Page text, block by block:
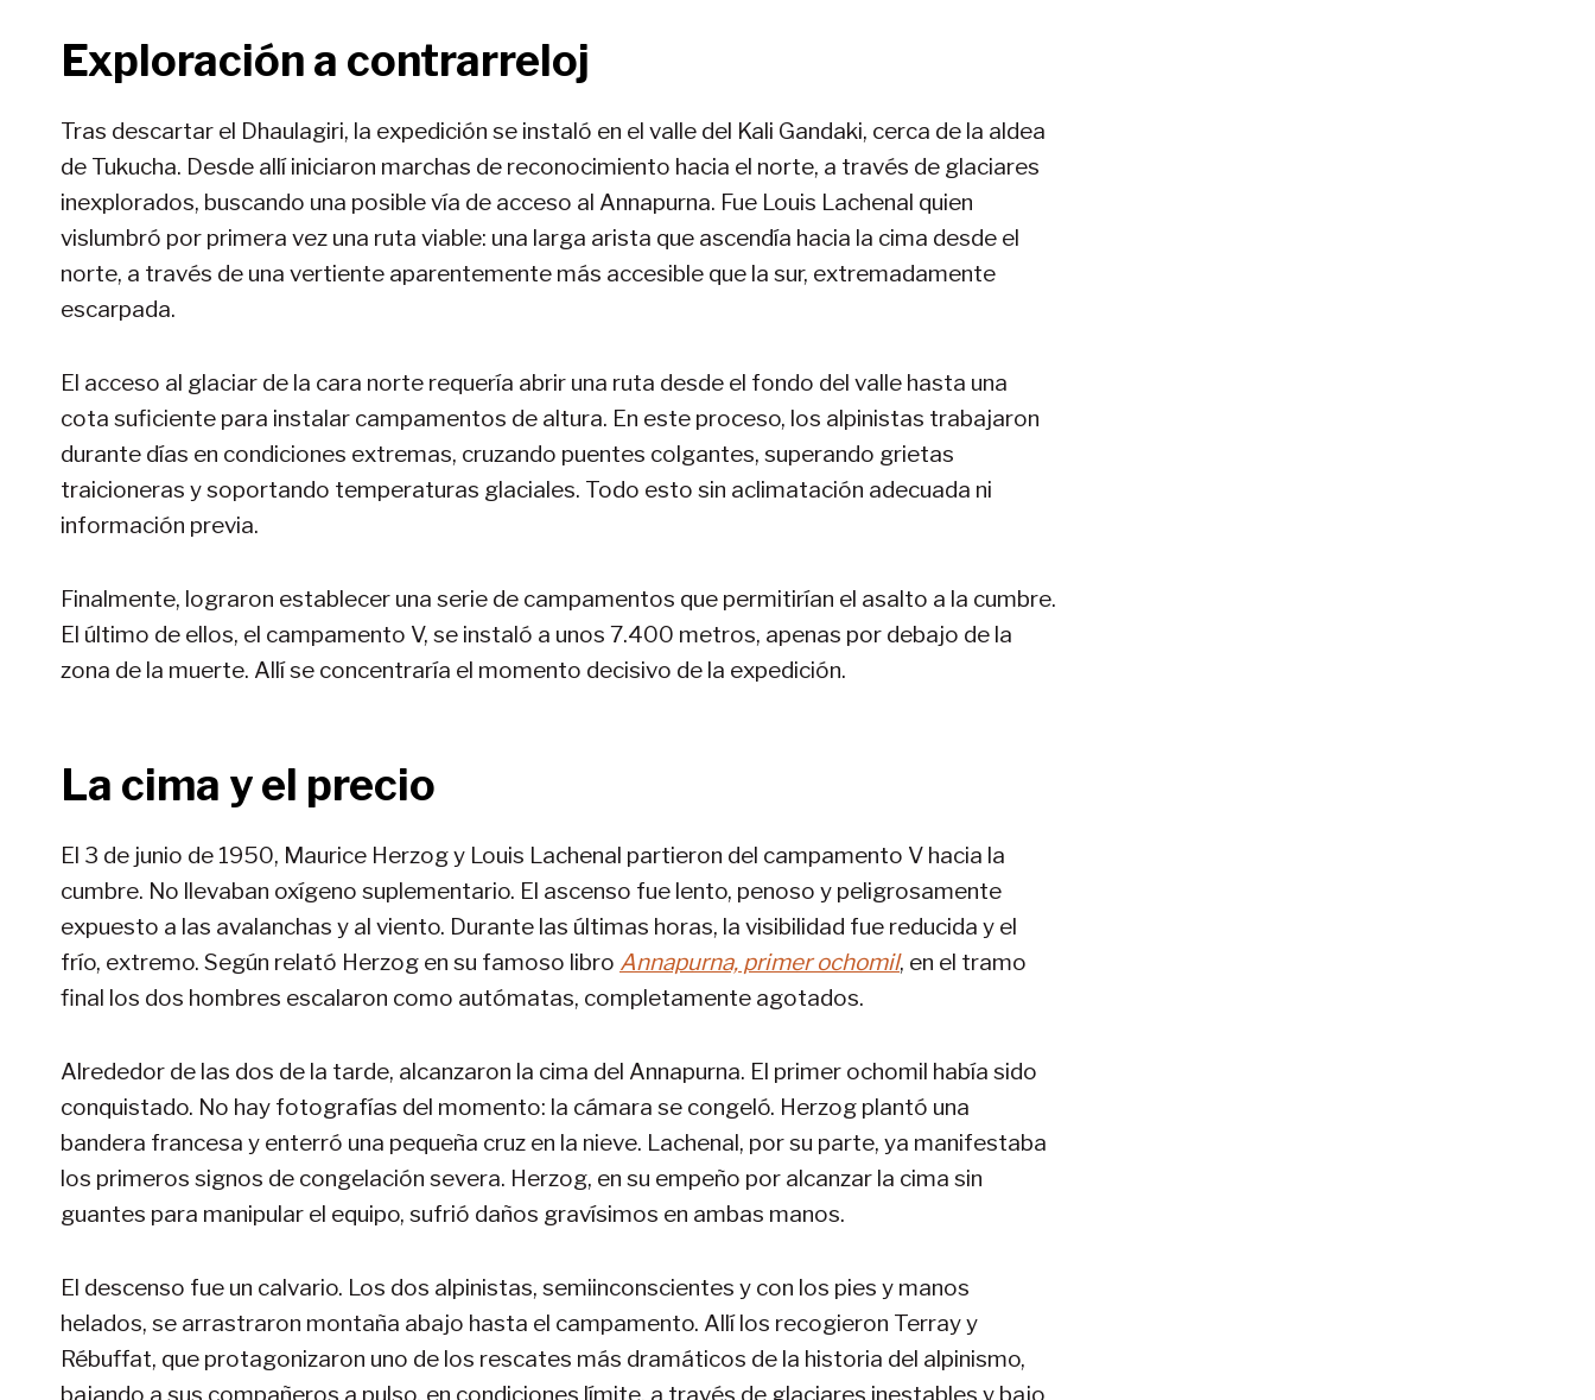
Exploración a contrarreloj
Tras descartar el Dhaulagiri, la expedición se instaló en el valle del Kali Gandaki, cerca de la aldea
de Tukucha. Desde allí iniciaron marchas de reconocimiento hacia el norte, a través de glaciares
inexplorados, buscando una posible vía de acceso al Annapurna. Fue Louis Lachenal quien
vislumbró por primera vez una ruta viable: una larga arista que ascendía hacia la cima desde el
norte, a través de una vertiente aparentemente más accesible que la sur, extremadamente
escarpada.
El acceso al glaciar de la cara norte requería abrir una ruta desde el fondo del valle hasta una
cota suficiente para instalar campamentos de altura. En este proceso, los alpinistas trabajaron
durante días en condiciones extremas, cruzando puentes colgantes, superando grietas
traicioneras y soportando temperaturas glaciales. Todo esto sin aclimatación adecuada ni
información previa.
Finalmente, lograron establecer una serie de campamentos que permitirían el asalto a la cumbre.
El último de ellos, el campamento V, se instaló a unos 7.400 metros, apenas por debajo de la
zona de la muerte. Allí se concentraría el momento decisivo de la expedición.
La cima y el precio
El 3 de junio de 1950, Maurice Herzog y Louis Lachenal partieron del campamento V hacia la
cumbre. No llevaban oxígeno suplementario. El ascenso fue lento, penoso y peligrosamente
expuesto a las avalanchas y al viento. Durante las últimas horas, la visibilidad fue reducida y el
frío, extremo. Según relató Herzog en su famoso libro Annapurna, primer ochomil, en el tramo
final los dos hombres escalaron como autómatas, completamente agotados.
Alrededor de las dos de la tarde, alcanzaron la cima del Annapurna. El primer ochomil había sido
conquistado. No hay fotografías del momento: la cámara se congeló. Herzog plantó una
bandera francesa y enterró una pequeña cruz en la nieve. Lachenal, por su parte, ya manifestaba
los primeros signos de congelación severa. Herzog, en su empeño por alcanzar la cima sin
guantes para manipular el equipo, sufrió daños gravísimos en ambas manos.
El descenso fue un calvario. Los dos alpinistas, semiinconscientes y con los pies y manos
helados, se arrastraron montaña abajo hasta el campamento. Allí los recogieron Terray y
Rébuffat, que protagonizaron uno de los rescates más dramáticos de la historia del alpinismo,
bajando a sus compañeros a pulso, en condiciones límite, a través de glaciares inestables y bajo